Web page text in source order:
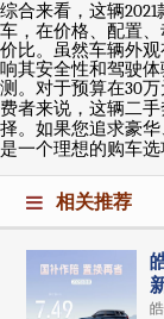
综合来看，这辆2021
车，在价格、配置
价比。虽然车辆外
响其安全性和驾驶
测。对于预算在30万
费者来说，这辆二
择。如果您追求豪
是一个理想的购车选
相关推荐